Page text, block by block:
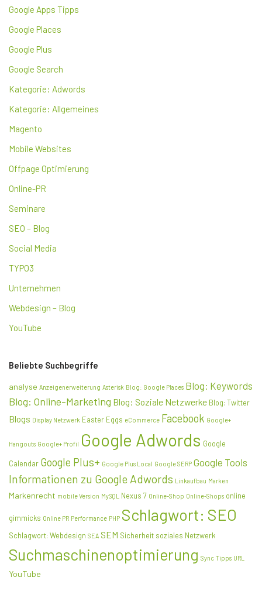
Google Apps Tipps
Google Places
Google Plus
Google Search
Kategorie: Adwords
Kategorie: Allgemeines
Magento
Mobile Websites
Offpage Optimierung
Online-PR
Seminare
SEO – Blog
Social Media
TYPO3
Unternehmen
Webdesign – Blog
YouTube
Beliebte Suchbegriffe
analyse Anzeigenerweiterung Asterisk Blog: Google Places Blog: Keywords
Blog: Online-Marketing Blog: Soziale Netzwerke Blog: Twitter
Blogs Display Netzwerk Easter Eggs eCommerce Facebook Google+
Hangouts Google+ Profil Google Adwords Google
Calendar Google Plus+ Google Plus Local Google SERP Google Tools
Informationen zu Google Adwords Linkaufbau Marken
Markenrecht mobile Version MySQL Nexus 7 Online-Shop Online-Shops online
gimmicks Online PR Performance PHP Schlagwort: SEO
Schlagwort: Webdesign SEA SEM Sicherheit soziales Netzwerk
Suchmaschinenoptimierung Sync Tipps URL
YouTube